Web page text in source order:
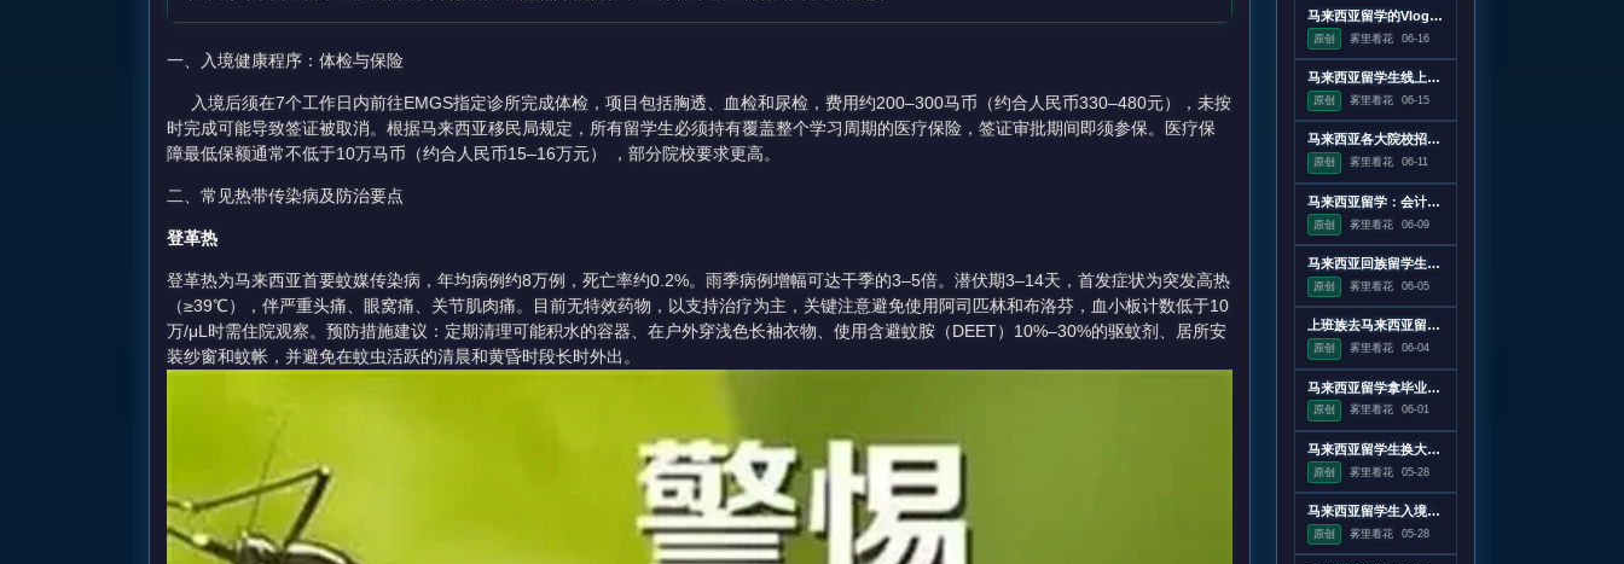
一、入境健康程序：体检与保险
入境后须在7个工作日内前往EMGS指定诊所完成体检，项目包括胸透、血检和尿检，费用约200–300马币（约合人民币330–480元），未按
时完成可能导致签证被取消。根据马来西亚移民局规定，所有留学生必须持有覆盖整个学习周期的医疗保险，签证审批期间即须参保。医疗保
障最低保额通常不低于10万马币（约合人民币15–16万元） ，部分院校要求更高。
二、常见热带传染病及防治要点
登革热
登革热为马来西亚首要蚊媒传染病，年均病例约8万例，死亡率约0.2%。雨季病例增幅可达干季的3–5倍。潜伏期3–14天，首发症状为突发高热
（≥39℃），伴严重头痛、眼窝痛、关节肌肉痛。目前无特效药物，以支持治疗为主，关键注意避免使用阿司匹林和布洛芬，血小板计数低于10
万/μL时需住院观察。预防措施建议：定期清理可能积水的容器、在户外穿浅色长袖衣物、使用含避蚊胺（DEET）10%–30%的驱蚊剂、居所安
装纱窗和蚊帐，并避免在蚊虫活跃的清晨和黄昏时段长时外出。
马来西亚留学的Vlog之旅与知识探索
原创 雾里看花 06-16
马来西亚留学生线上面试技巧
原创 雾里看花 06-15
马来西亚各大院校招生周期详解
原创 雾里看花 06-11
马来西亚留学：会计知识深度与职业前景的完美结合
原创 雾里看花 06-09
马来西亚回族留学生头巾佩戴场合与禁忌须知
原创 雾里看花 06-05
上班族去马来西亚留学指南：从规划到落地的实战手册
原创 雾里看花 06-04
马来西亚留学拿毕业证全攻略：从结课到认证的时间线详解
原创 雾里看花 06-01
马来西亚留学生换大马驾照攻略
原创 雾里看花 05-28
马来西亚留学生入境行李丢失或损坏应该怎么处理？
原创 雾里看花 05-28